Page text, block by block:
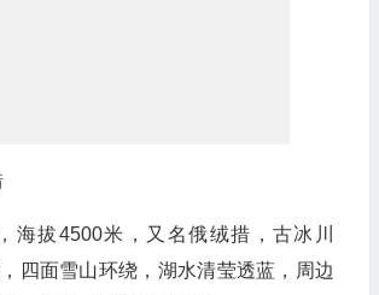
，海拔4500米，又名俄绒措，古冰川
四面雪山环绕，湖水清莹透蓝，周边